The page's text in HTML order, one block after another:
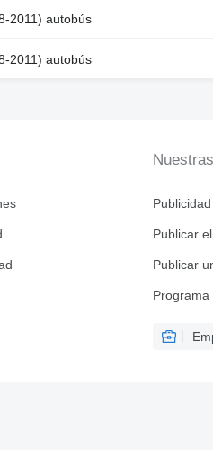
2011) autobús
2011) autobús
Publicar
Publicar
Programa